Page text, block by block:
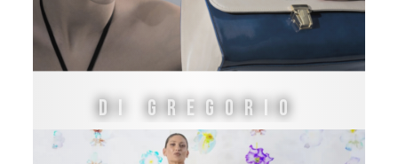
Di Gregorio